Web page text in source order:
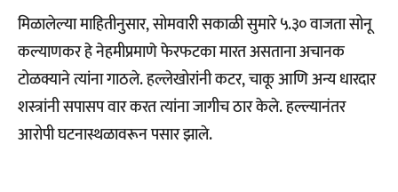
मिळालेल्या माहितीनुसार, सोमवारी सकाळी सुमारे ५.३० वाजता सोनू
कल्याणकर हे नेहमीप्रमाणे फेरफटका मारत असताना अचानक
टोळक्याने त्यांना गाठले. हल्लेखोरांनी कटर, चाकू आणि अन्य धारदार
शस्त्रांनी सपासप वार करत त्यांना जागीच ठार केले. हल्ल्यानंतर
आरोपी घटनास्थळावरून पसार झाले.